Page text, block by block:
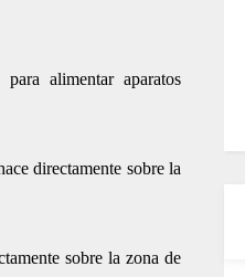
alimentar aparatos
directamente sobre la
sobre la zona de